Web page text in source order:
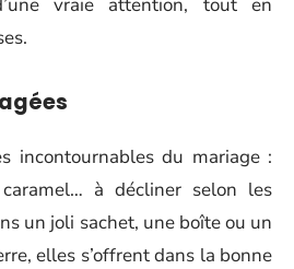
incontournables du mariage :
caramel… à décliner selon les
un joli sachet, une boîte ou un
elles s’offrent dans la bonne